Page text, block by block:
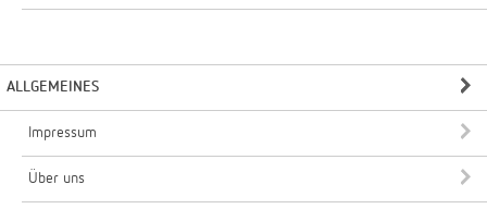
ALLGEMEINES
Impressum
Über uns